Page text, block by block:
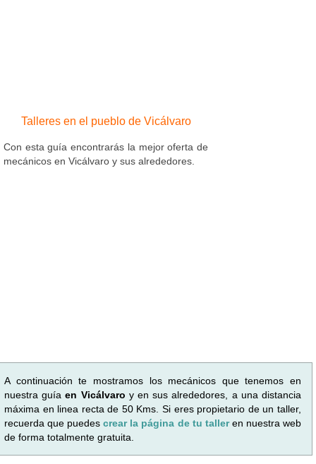
Talleres en el pueblo de Vicálvaro
Con esta guía encontrarás la mejor oferta de
mecánicos en Vicálvaro y sus alrededores.
A continuación te mostramos los mecánicos que tenemos en
nuestra guíaen Vicálvaro y en sus alrededores, a una distancia
máxima en linea recta de 50 Kms. Si eres propietario de un taller,
recuerda que puedescrear la página de tu talleren nuestra web
de forma totalmente gratuita.